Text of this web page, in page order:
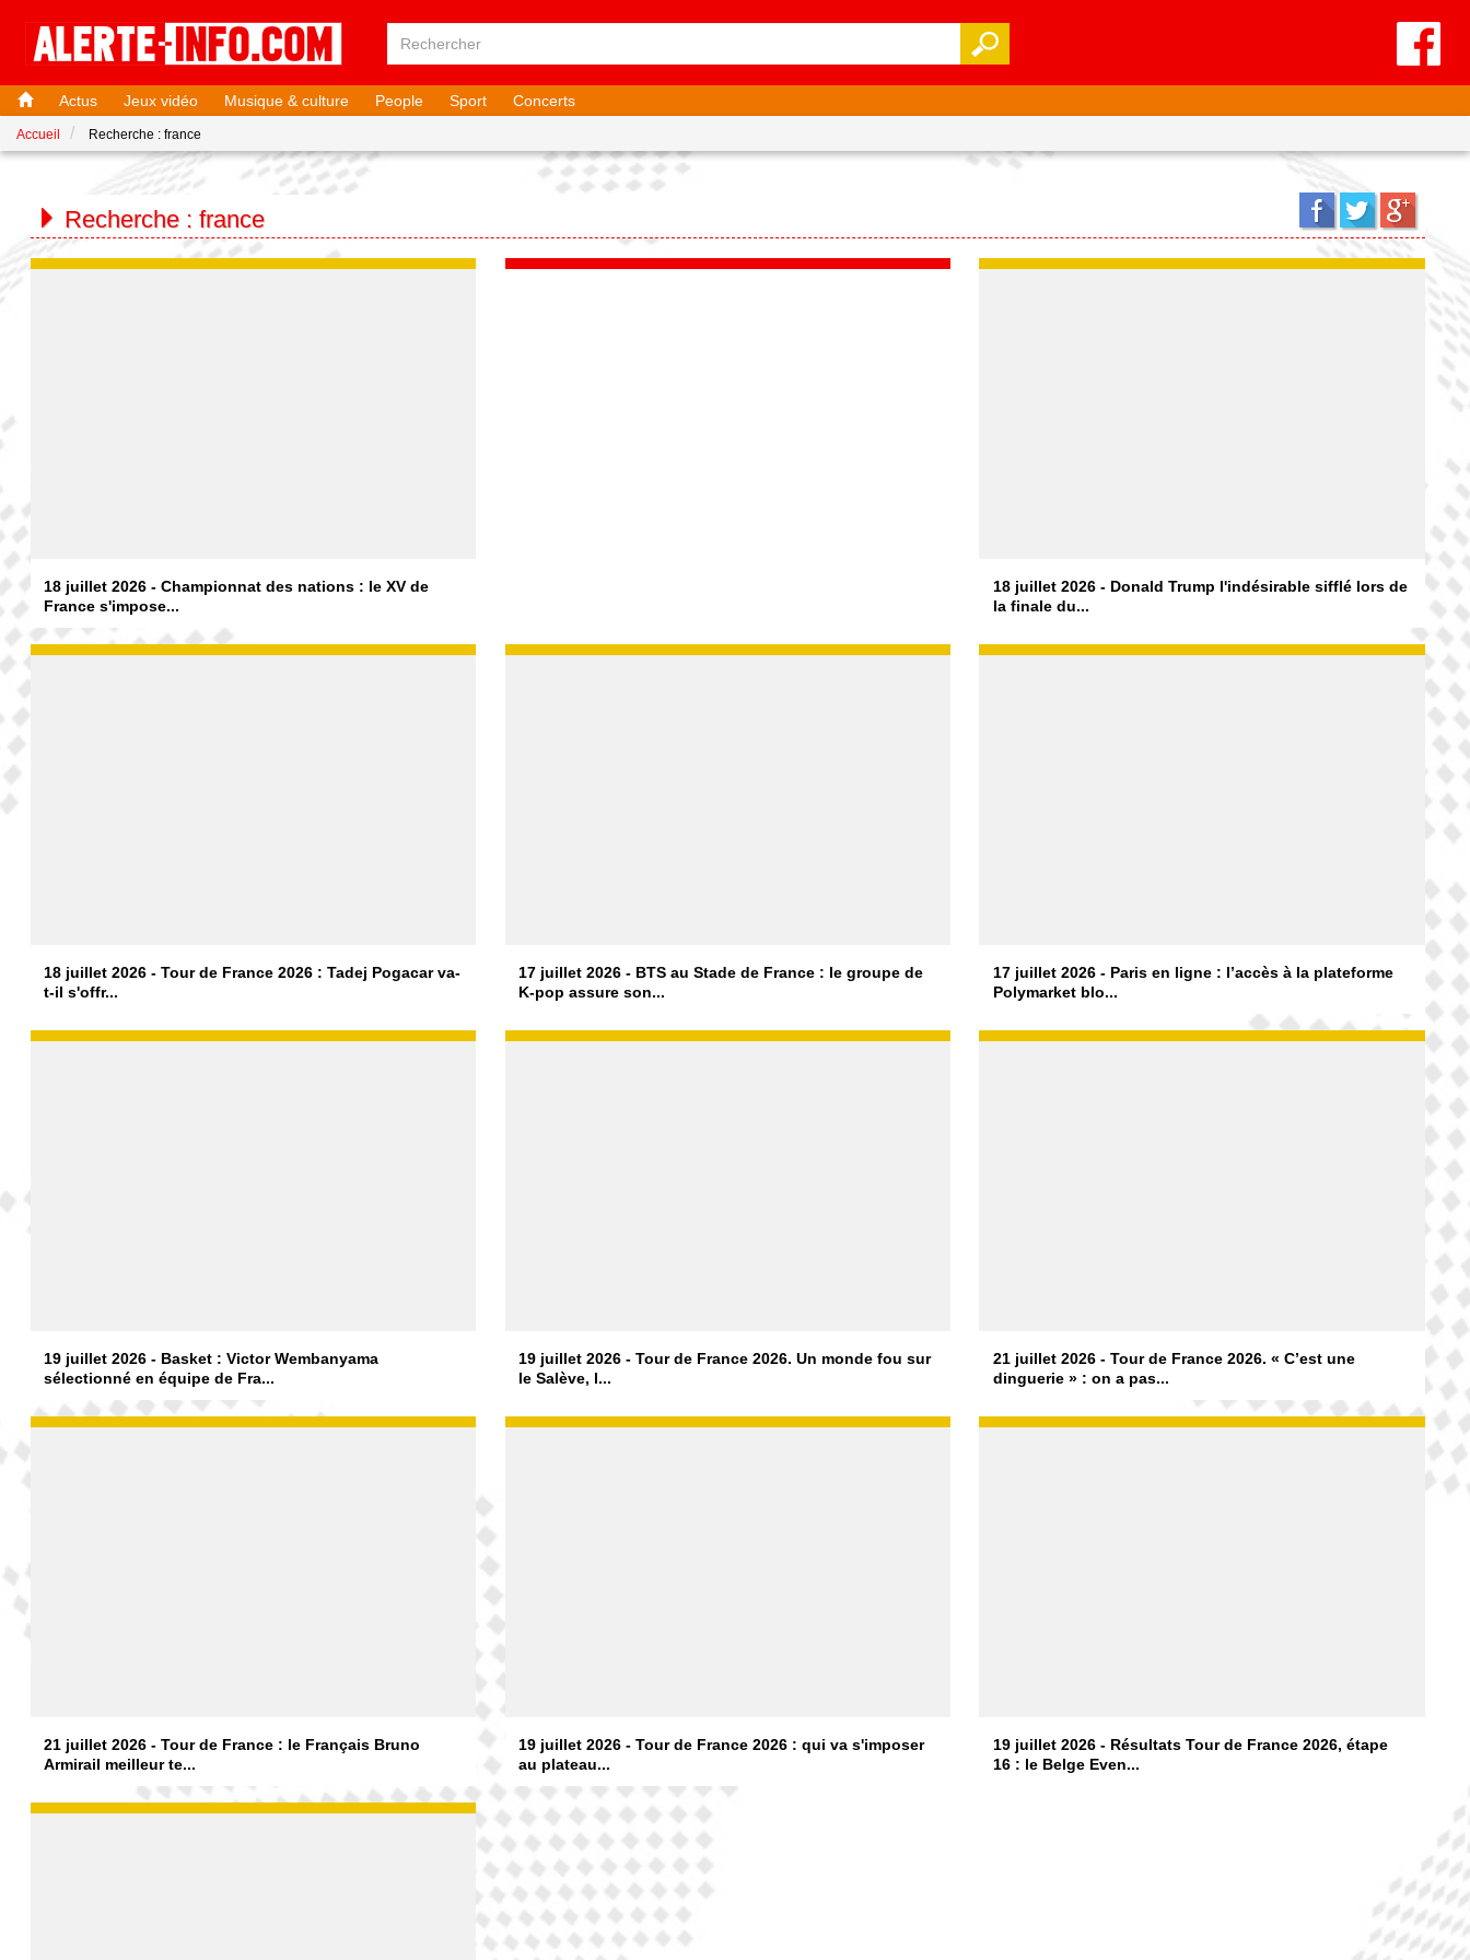
Actus Jeux vidéo Musique & culture People Sport Concerts
Accueil Recherche : france
Recherche :france
18 juillet 2026 - Championnat des nations : le XV de
France s'impose...
18 juillet 2026 - Donald Trump l'indésirable sifflé lors de
la finale du...
18 juillet 2026 - Tour de France 2026 : Tadej Pogacar va-
t-il s'offr...
17 juillet 2026 - BTS au Stade de France : le groupe de
K-pop assure son...
17 juillet 2026 - Paris en ligne : l’accès à la plateforme
Polymarket blo...
19 juillet 2026 - Basket : Victor Wembanyama
sélectionné en équipe de Fra...
19 juillet 2026 - Tour de France 2026. Un monde fou sur
le Salève, l...
21 juillet 2026 - Tour de France 2026. « C’est une
dinguerie » : on a pas...
21 juillet 2026 - Tour de France : le Français Bruno
Armirail meilleur te...
19 juillet 2026 - Tour de France 2026 : qui va s'imposer
au plateau...
19 juillet 2026 - Résultats Tour de France 2026, étape
16 : le Belge Even...